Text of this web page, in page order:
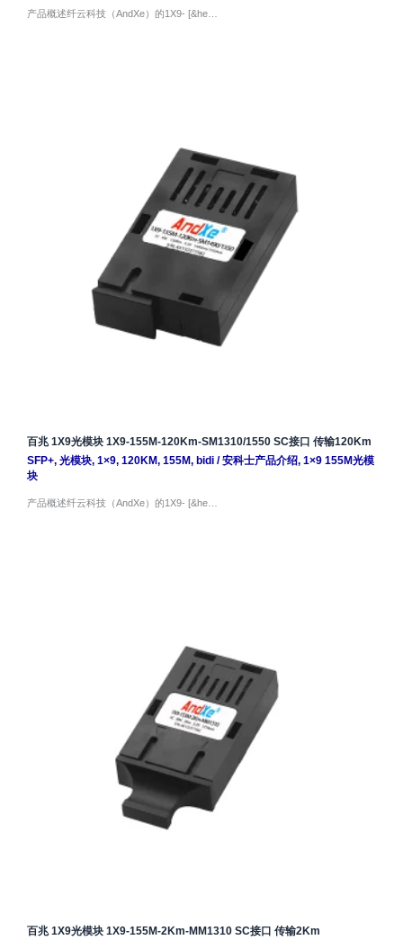
产品概述纤云科技（AndXe）的1X9- [&he…
百兆 1X9光模块 1X9-155M-120Km-SM1310/1550 SC接口 传输120Km
SFP+, 光模块, 1×9, 120KM, 155M, bidi/安科士产品介绍, 1×9 155M光模
块
产品概述纤云科技（AndXe）的1X9- [&he…
百兆 1X9光模块 1X9-155M-2Km-MM1310 SC接口 传输2Km